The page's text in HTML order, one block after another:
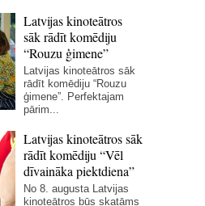
Latvijas kinoteātros
sāk rādīt komēdiju
“Rouzu ģimene”
Latvijas kinoteātros sāk
rādīt komēdiju “Rouzu
ģimene”. Perfektajam
pārim...
Latvijas kinoteātros sāk
rādīt komēdiju “Vēl
dīvaināka piektdiena”
No 8. augusta Latvijas
kinoteātros būs skatāms